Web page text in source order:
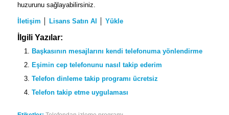
huzurunu sağlayabilirsiniz.
İletişim Lisans Satın Al Yükle
İlgili Yazılar:
Başkasının mesajlarını kendi telefonuma yönlendirme
Eşimin cep telefonunu nasıl takip ederim
Telefon dinleme takip programı ücretsiz
Telefon takip etme uygulaması